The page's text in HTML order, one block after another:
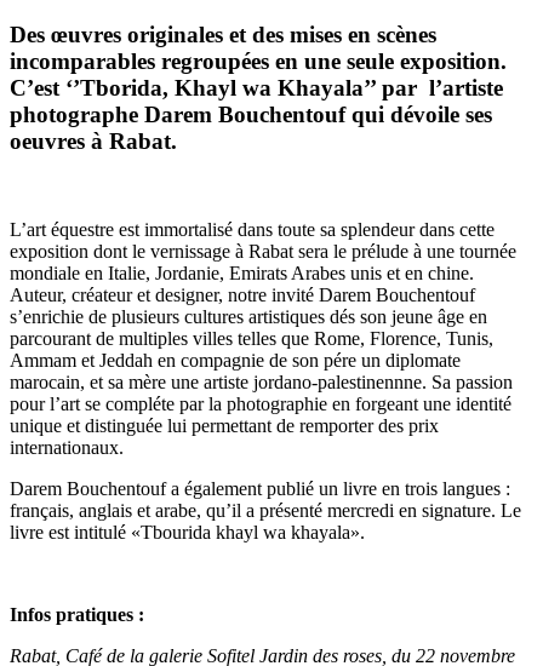
Des œuvres originales et des mises en scènes
incomparables regroupées en une seule exposition.
C’est ‘’Tborida, Khayl wa Khayala’’ par l’artiste
photographe Darem Bouchentouf qui dévoile ses
oeuvres à Rabat.
L’art équestre est immortalisé dans toute sa splendeur dans cette
exposition dont le vernissage à Rabat sera le prélude à une tournée
mondiale en Italie, Jordanie, Emirats Arabes unis et en chine.
Auteur, créateur et designer, notre invité Darem Bouchentouf
s’enrichie de plusieurs cultures artistiques dés son jeune âge en
parcourant de multiples villes telles que Rome, Florence, Tunis,
Ammam et Jeddah en compagnie de son pére un diplomate
marocain, et sa mère une artiste jordano-palestinennne. Sa passion
pour l’art se compléte par la photographie en forgeant une identité
unique et distinguée lui permettant de remporter des prix
internationaux.
Darem Bouchentouf a également publié un livre en trois langues :
français, anglais et arabe, qu’il a présenté mercredi en signature. Le
livre est intitulé «Tbourida khayl wa khayala».
Infos pratiques :
Rabat, Café de la galerie Sofitel Jardin des roses, du 22 novembre